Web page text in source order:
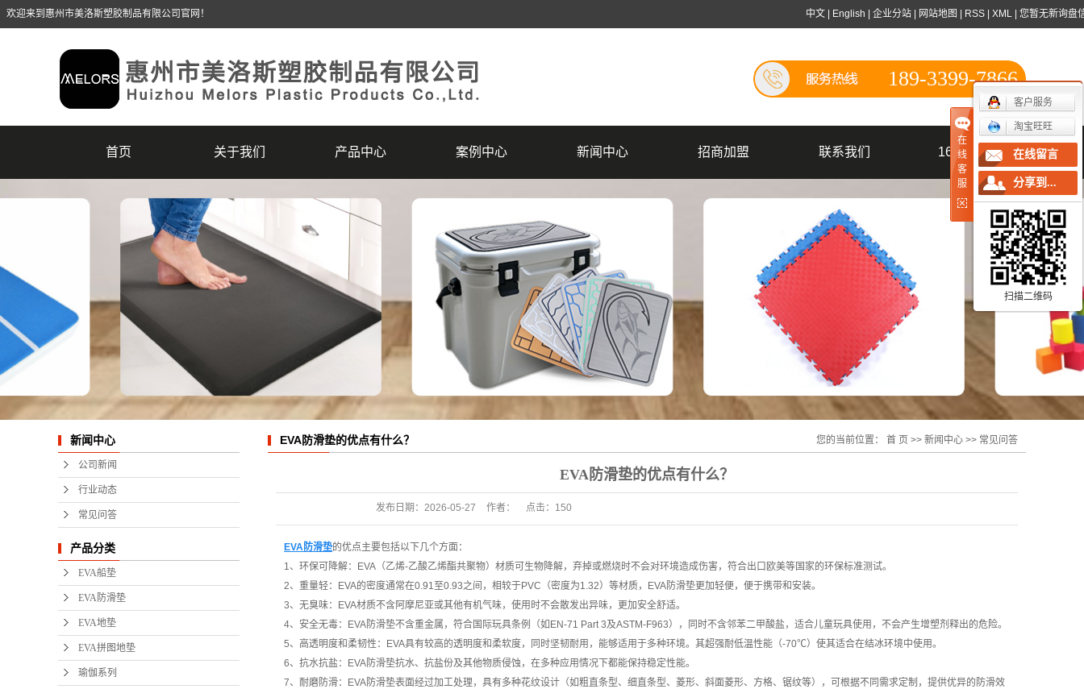
欢迎来到惠州市美洛斯塑胶制品有限公司官网！ 中文 English 企业分站 网站地图 RSS XML 您暂无新询盘
189-3399-7866
首页 关于我们
公司简介
企业文化
荣誉资质
产品中心
EVA船垫
EVA拼图地垫
瑜伽系列
游泳EVA浮水板
EVA片材
促销礼品
ISUP充气浆板
冲浪系列
PVC地板
案例中心
精品案例
荣誉资质
新闻中心
公司新闻
行业动态
常见问答
招商加盟
招商加盟
联系我们 1688店铺
新闻中心
公司新闻
行业动态
常见问答
产品分类
EVA船垫
EVA防滑垫
EVA地垫
EVA拼图地垫
瑜伽系列
EVA防滑垫的优点有什么？ 您的当前位置： 首 页 >> 新闻中心 >> 常见问答
EVA防滑垫的优点有什么？
发布日期： 2026-05-27 作者： 点击： 150
EVA防滑垫的优点主要包括以下几个方面：
1、环保可降解：EVA（乙烯-乙酸乙烯酯共聚物）材质可生物降解，弃掉或燃烧时不会对环境造成伤害，符合出口欧美等国家的环保标准测试。
2、重量轻：EVA的密度通常在0.91至0.93之间，相较于PVC（密度为1.32）等材质，EVA防滑垫更加轻便，便于携带和安装。
3、无臭味：EVA材质不含阿摩尼亚或其他有机气味，使用时不会散发出异味，更加安全舒适。
4、安全无毒：EVA防滑垫不含重金属，符合国际玩具条例（如EN-71 Part 3及ASTM-F963），同时不含邻苯二甲酸盐，适合儿童玩具使用，不会产生增塑剂释出的危险。
5、高透明度和柔韧性 ：EVA具有较高的透明度和柔软度，同时坚韧耐用，能够适用于多种环境。其超强耐低温性能（-70℃）使其适合在结冰环境中使用。
6、抗水抗盐：EVA防滑垫抗水、抗盐份及其他物质侵蚀，在多种应用情况下都能保持稳定性能。
7、耐磨防滑：EVA防滑垫表面经过加工处理，具有多种花纹设计（如粗直条型、细直条型、菱形、斜面菱形、方格、锯纹等），可根据不同需求定制，提供优异的防滑效
在
线
客
服
客户服务
淘宝旺旺
在线留言
分享到...
扫描二维码